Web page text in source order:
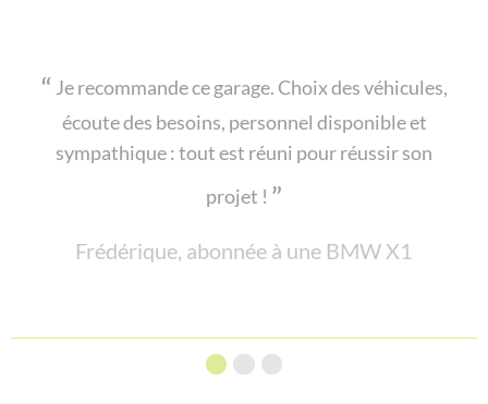
Je recommande ce garage. Choix des véhicules,
écoute des besoins, personnel disponible et
sympathique : tout est réuni pour réussir son
projet !
Frédérique, abonnée à une BMW X1